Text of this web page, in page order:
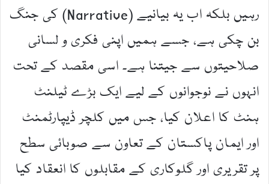
رہیں بلکہ اب یہ بیانیے (Narrative) کی جنگ
بن چکی ہے، جسے ہمیں اپنی فکری و لسانی
صلاحیتوں سے جیتنا ہے۔ اسی مقصد کے تحت
انہوں نے نوجوانوں کے لیے ایک بڑے ٹیلنٹ
ہنٹ کا اعلان کیا، جس میں کلچر ڈیپارٹمنٹ
اور ایمان پاکستان کے تعاون سے صوبائی سطح
پر تقریری اور گلوکاری کے مقابلوں کا انعقاد کیا